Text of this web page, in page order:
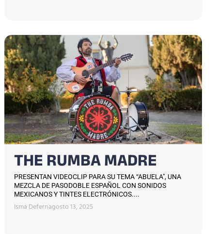
THE RUMBA MADRE
PRESENTAN VIDEOCLIP PARA SU TEMA “ABUELA", UNA
MEZCLA DE PASODOBLE ESPAÑOL CON SONIDOS
MEXICANOS Y TINTES ELECTRÓNICOS....
Isma Defernagosto 13, 2025